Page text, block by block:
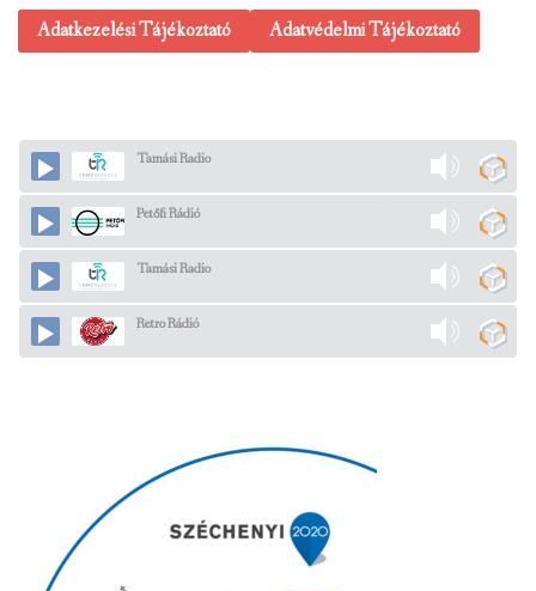
Adatkezelési Tájékoztató Adatvédelmi Tájékoztató
Tamási Radio
Petőfi Rádió
Tamási Radio
Retro Rádió